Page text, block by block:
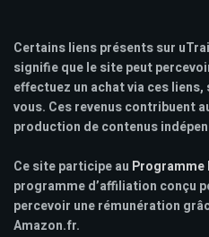
Certains liens présents sur
signifie que le site peut
effectuez un achat via ces
vous. Ces revenus contribuent
production de contenus
Ce site participe au Programme
programme d’affiliation conçu
percevoir une rémunération
Amazon.fr.